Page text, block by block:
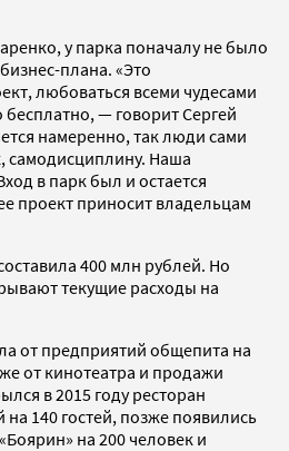
у парка поначалу не было
плана. «Это
любоваться всеми чудесами
— говорит Сергей
намеренно, так люди сами
Наша
в парк был и остается
проект приносит владельцам
400 млн рублей. Но
текущие расходы на
от предприятий общепита на
от кинотеатра и продажи
в 2015 году ресторан
на 140 гостей, позже появились
на 200 человек и